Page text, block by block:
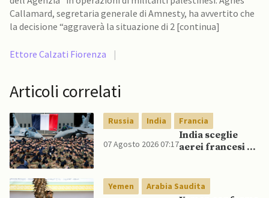
Callamard, segretaria generale di Amnesty, ha avvertito che
la decisione “aggraverà la situazione di 2 [continua]
Ettore Calzati Fiorenza |
Articoli correlati
Russia India Francia
07 Agosto 2026 07:17
India sceglie
aerei francesi e
nazionale,
rifiutando
Yemen Arabia Saudita